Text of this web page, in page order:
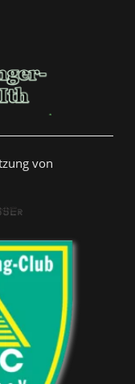
von